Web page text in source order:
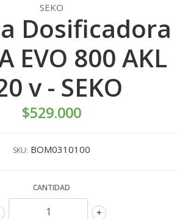
SEKO
Dosificadora
EVO 800 AKL
v - SEKO
$529.000
SKU: BOM0310100
CANTIDAD
+